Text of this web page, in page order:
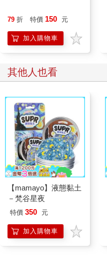
79 折 特價 150 元
加入購物車
其他人也看
【mamayo】液態黏土
－梵谷星夜
特價 350 元
加入購物車